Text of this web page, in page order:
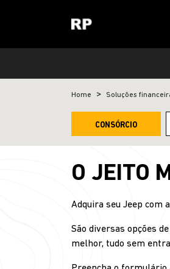
Home Soluções
CONSÓRCIO
O JEITO
Adquira seu Jeep com
São diversas opções
melhor, tudo sem